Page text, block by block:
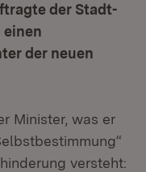
der Stadt-
einen
der neuen
Minister, was er
versteht: